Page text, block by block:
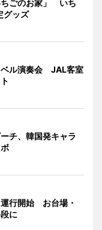
ちごのお家」 いち
グッズ
ベル演奏会 JAL客室
チ、韓国発キャラ
運行開始 お台場・
に